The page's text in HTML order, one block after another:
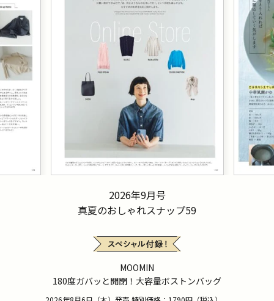
2026年9月号
真夏のおしゃれスナップ59
MOOMIN
180度ガバッと開閉！大容量ボストンバッグ